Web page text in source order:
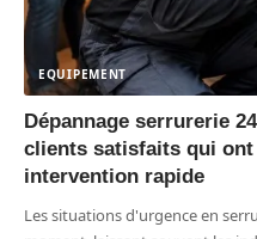
EQUIPEMENT
Dépannage serrurerie
clients satisfaits qui ont
intervention rapide
Les situations d'urgence en